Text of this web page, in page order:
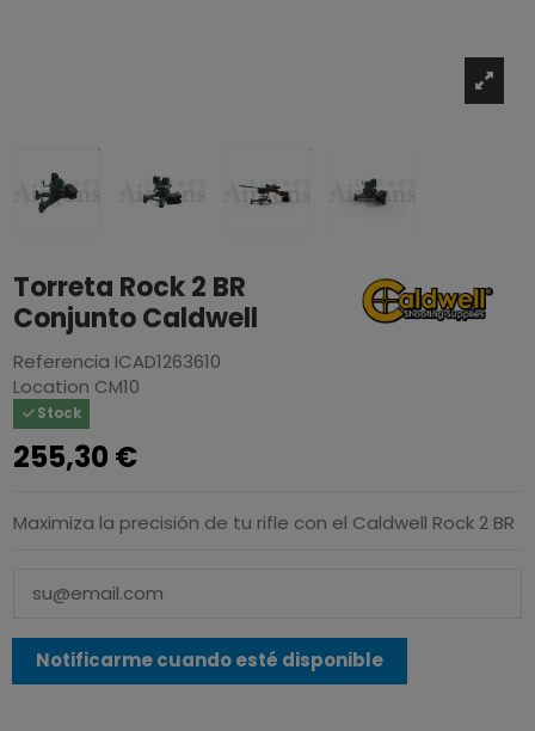
Torreta Rock 2 BR
Conjunto Caldwell
Referencia ICAD1263610
Location CM10
Stock
255,30 €
Maximiza la precisión de tu rifle con el Caldwell Rock 2 BR